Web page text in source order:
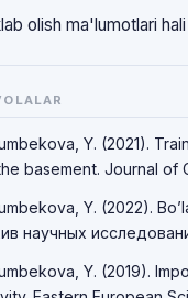
olish ma'lumotlari
Y. (2021).
basement. Journal of
Y. (2022).
научных
Y. (2019).